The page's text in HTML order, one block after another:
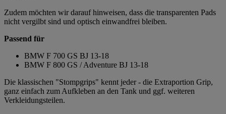
Zudem möchten wir darauf hinweisen, dass die transparenten Pads
nicht vergilbt sind und optisch einwandfrei bleiben.
Passend für
BMW F 700 GS BJ 13-18
BMW F 800 GS / Adventure BJ 13-18
Die klassischen "Stompgrips" kennt jeder - die Extraportion Grip,
ganz einfach zum Aufkleben an den Tank und ggf. weiteren
Verkleidungsteilen.